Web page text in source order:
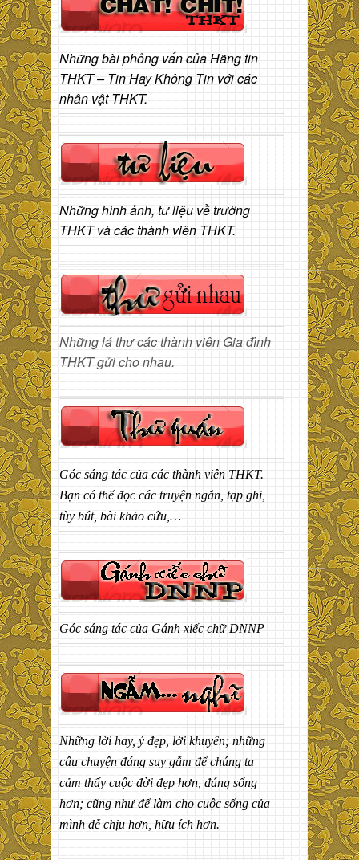
Những bài phỏng vấn của Hãng tin
THKT – Tin Hay Không Tin với các
nhân vật THKT.
Những hình ảnh, tư liệu về trường
THKT và các thành viên THKT.
Những lá thư các thành viên Gia đình
THKT gửi cho nhau.
Góc sáng tác của các thành viên THKT.
Bạn có thể đọc các truyện ngắn, tạp ghi,
tùy bút, bài khảo cứu,…
Góc sáng tác của Gánh xiếc chữ DNNP
Những lời hay, ý đẹp, lời khuyên; những
câu chuyện đáng suy gẫm để chúng ta
cảm thấy cuộc đời đẹp hơn, đáng sống
hơn; cũng như để làm cho cuộc sống của
mình dễ chịu hơn, hữu ích hơn.